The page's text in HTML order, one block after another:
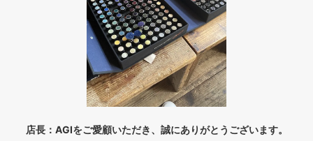
店長：AGIをご愛顧いただき、誠にありがとうございます。